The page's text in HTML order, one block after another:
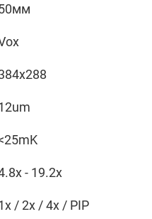
- 19.2x
/ 2x / 4x / PIP